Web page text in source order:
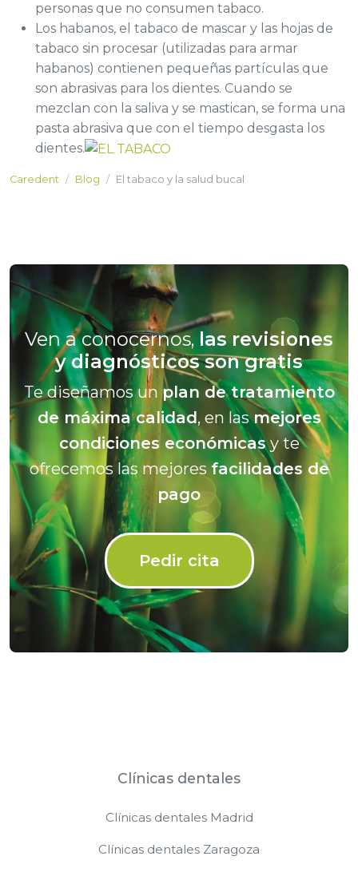
personas que no consumen tabaco.
Los habanos, el tabaco de mascar y las hojas de
tabaco sin procesar (utilizadas para armar
habanos) contienen pequeñas partículas que
son abrasivas para los dientes. Cuando se
mezclan con la saliva y se mastican, se forma una
pasta abrasiva que con el tiempo desgasta los
dientes.
Caredent Blog El tabaco y la salud bucal
Ven a conocernos, las revisiones
y diagnósticos son gratis
Te diseñamos un plan de tratamiento
de máxima calidad, en lasmejores
condiciones económicasy te
ofrecemos las mejoresfacilidades de
pago
Pedir cita
Clínicas dentales
Clínicas dentales Madrid
Clínicas dentales Zaragoza